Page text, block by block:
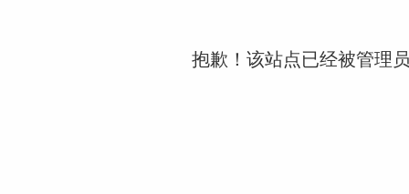
抱歉！该站点已经被管理